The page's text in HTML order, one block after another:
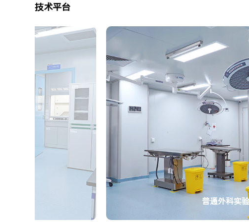
技术平台
普通外科实